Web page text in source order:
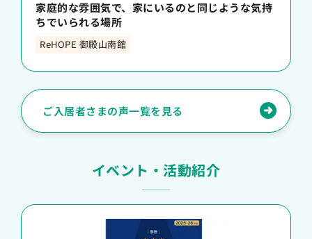
家庭的な雰囲気で、家にいるのと同じような気持
ちでいられる場所
ReHOPE 御殿山南館
ご入居者さまの声一覧を見る
イベント・活動紹介